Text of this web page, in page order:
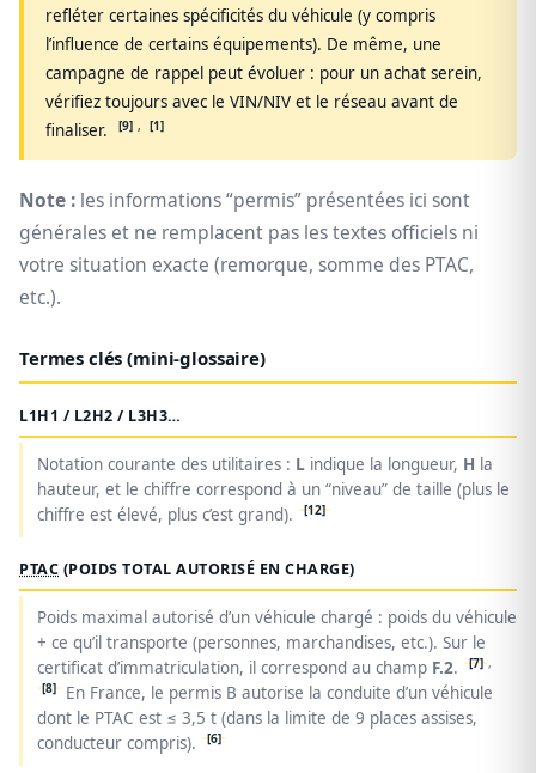
refléter certaines spécificités du véhicule (y compris
l’influence de certains équipements). De même, une
campagne de rappel peut évoluer : pour un achat serein,
vérifiez toujours avec le VIN/NIV et le réseau avant de
finaliser.
[9] , [1]
Note : les informations “permis” présentées ici sont
générales et ne remplacent pas les textes officiels ni
votre situation exacte (remorque, somme des PTAC,
etc.).
Termes clés (mini-glossaire)
L1H1 / L2H2 / L3H3…
Notation courante des utilitaires : L indique la longueur, H la
hauteur, et le chiffre correspond à un “niveau” de taille (plus le
chiffre est élevé, plus c’est grand).
[12]
PTAC (POIDS TOTAL AUTORISÉ EN CHARGE)
Poids maximal autorisé d’un véhicule chargé : poids du véhicule
+ ce qu’il transporte (personnes, marchandises, etc.). Sur le
certificat d’immatriculation, il correspond au champ F.2. [7] ,
[8]
En France, le permis B autorise la conduite d’un véhicule
dont le PTAC est ≤ 3,5 t (dans la limite de 9 places assises,
conducteur compris).
[6]